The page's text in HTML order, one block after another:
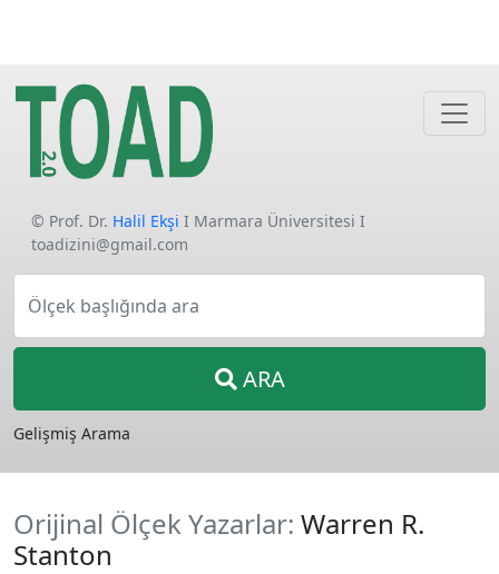
© Prof. Dr. Halil Ekşi I Marmara Üniversitesi I
toadizini@gmail.com
Ölçek başlığında ara
ARA
Gelişmiş Arama
Orijinal Ölçek Yazarlar: Warren R.
Stanton